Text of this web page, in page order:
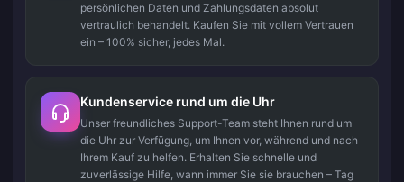
persönlichen Daten und Zahlungsdaten absolut
vertraulich behandelt. Kaufen Sie mit vollem Vertrauen
ein – 100% sicher, jedes Mal.
Kundenservice rund um die Uhr
Unser freundliches Support-Team steht Ihnen rund um
die Uhr zur Verfügung, um Ihnen vor, während und nach
Ihrem Kauf zu helfen. Erhalten Sie schnelle und
zuverlässige Hilfe, wann immer Sie sie brauchen – Tag